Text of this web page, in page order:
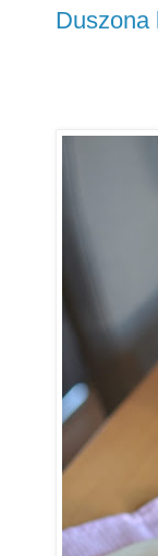
Duszona